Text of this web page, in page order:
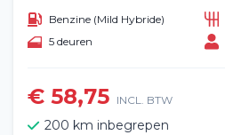
Benzine (Mild Hybride)
5 deuren
€ 58,75 INCL. BTW
200 km inbegrepen